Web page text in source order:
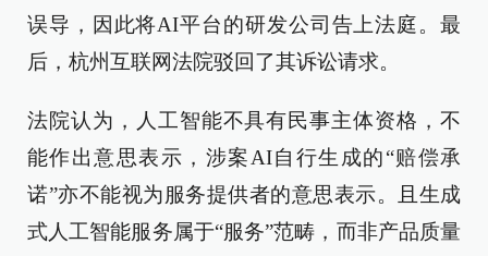
误导，因此将AI平台的研发公司告上法庭。最
后，杭州互联网法院驳回了其诉讼请求。
法院认为，人工智能不具有民事主体资格，不
能作出意思表示，涉案AI自行生成的“赔偿承
诺”亦不能视为服务提供者的意思表示。且生成
式人工智能服务属于“服务”范畴，而非产品质量